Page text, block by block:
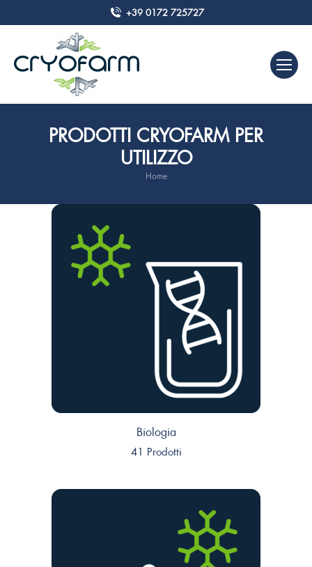
+39 0172 725727
PRODOTTI CRYOFARM PER
UTILIZZO
Tu sei qui:
Home
Biologia
41 Prodotti